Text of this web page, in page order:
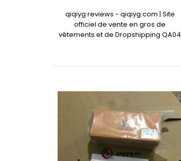
qiqiyg reviews - qiqiyg.com | Site
officiel de vente en gros de
vêtements et de Dropshipping QA04